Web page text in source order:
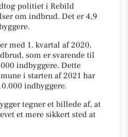
politiet i Rebild
om indbrud. Det er 4,9
med 1. kvartal af 2020,
som er svarende til
indbyggere. Dette
i starten af 2021 har
indbyggere.
tegner et billede af, at
et mere sikkert sted at